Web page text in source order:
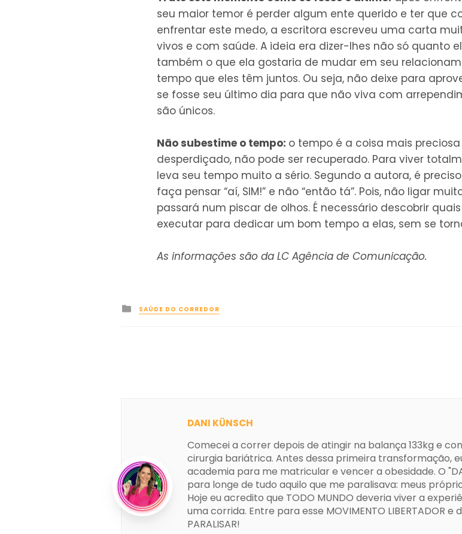
seu maior temor é perder algum ente querido e ter que
enfrentar este medo, a escritora escreveu uma carta
vivos e com saúde. A ideia era dizer-lhes não só quanto
também o que ela gostaria de mudar em seu
tempo que eles têm juntos. Ou seja, não deixe para
se fosse seu último dia para que não viva com
são únicos.
Não subestime o tempo: o tempo é a coisa mais
desperdiçado, não pode ser recuperado. Para viver
leva seu tempo muito a sério. Segundo a autora, é
faça pensar “aí, SIM!” e não “então tá”. Pois, não ligar
passará num piscar de olhos. É necessário descobrir
executar para dedicar um bom tempo a elas, sem se
As informações são da LC Agência de Comunicação.
Posted
in
SAÚDE DO CORREDOR
DANI KÜNSCH
Comecei a correr depois de atingir na balança 133kg e
cirurgia bariátrica. Antes dessa primeira transformação,
academia para me matricular e vencer a obesidade. O
para longe de tudo aquilo que me paralisava: meus
Hoje eu acredito que TODO MUNDO deveria viver a
uma corrida. Entre para esse MOVIMENTO LIBERTADOR e
PARALISAR!